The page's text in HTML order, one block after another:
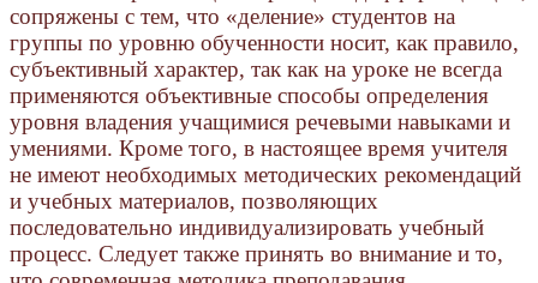
сопряжены с тем, что «деление» студентов на
группы по уровню обученности носит, как правило,
субъективный характер, так как на уроке не всегда
применяются объективные способы определения
уровня владения учащимися речевыми навыками и
умениями. Кроме того, в настоящее время учителя
не имеют необходимых методических рекомендаций
и учебных материалов, позволяющих
последовательно индивидуализировать учебный
процесс. Следует также принять во внимание и то,